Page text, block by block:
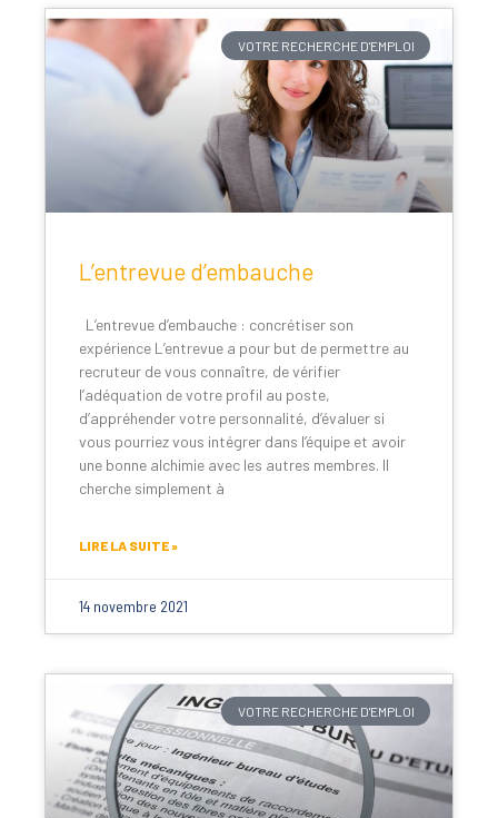
VOTRE RECHERCHE D'EMPLOI
L’entrevue d’embauche
L’entrevue d’embauche : concrétiser son
expérience L’entrevue a pour but de permettre au
recruteur de vous connaître, de vérifier
l’adéquation de votre profil au poste,
d’appréhender votre personnalité, d’évaluer si
vous pourriez vous intégrer dans l’équipe et avoir
une bonne alchimie avec les autres membres. Il
cherche simplement à
LIRE LA SUITE »
14 novembre 2021
VOTRE RECHERCHE D'EMPLOI